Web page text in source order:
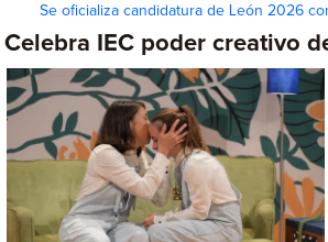
Se oficializa candidatura de León 2026
Celebra IEC poder creativo